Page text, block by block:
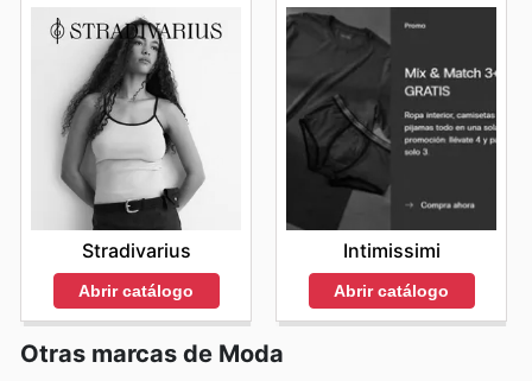
Stradivarius
Abrir catálogo
Intimissimi
Abrir catálogo
Otras marcas de Moda